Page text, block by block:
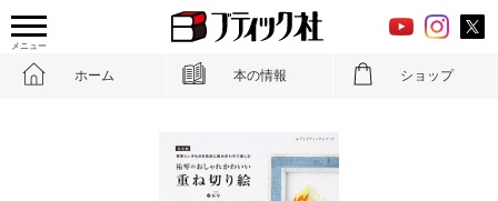
メニュー
ホーム 本の情報 ショップ